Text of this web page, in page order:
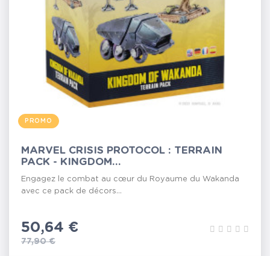
PROMO
MARVEL CRISIS PROTOCOL : TERRAIN
PACK - KINGDOM...
Engagez le combat au cœur du Royaume du Wakanda
avec ce pack de décors...
Prix
50,64 €
Prix de base
77,90 €